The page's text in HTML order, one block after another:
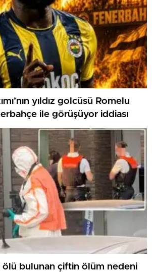
yıldız golcüsü Romelu
ile görüşüyor iddiası
ölü bulunan çiftin ölüm nedeni